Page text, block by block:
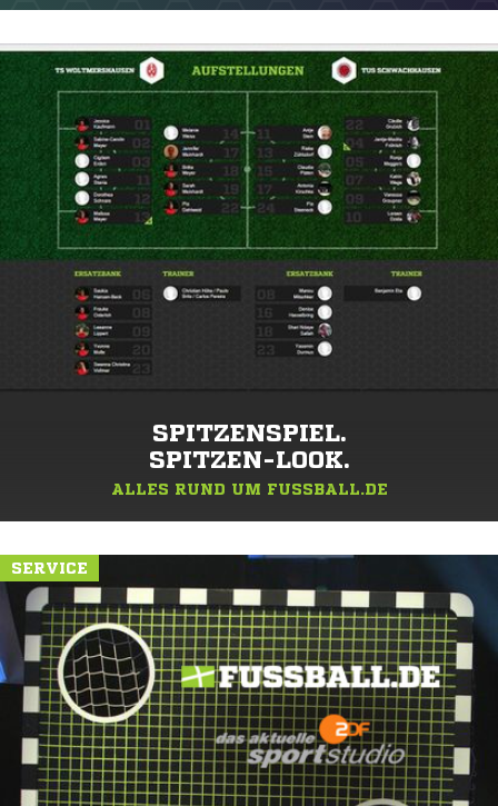
SPITZENSPIEL.
SPITZEN-LOOK.
ALLES RUND UM FUSSBALL.DE
SERVICE